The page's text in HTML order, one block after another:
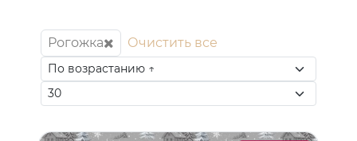
Рогожка Очистить все